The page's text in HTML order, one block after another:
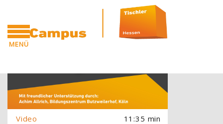
MENÜ
[Cocoon] Slider style 1: Video überspringen
Blöcke
[Cocoon] About (Text with Image) überspringen
11:35 min